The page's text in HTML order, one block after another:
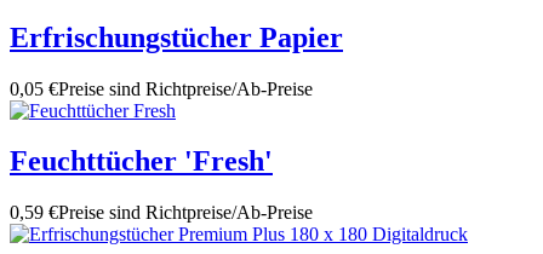
Erfrischungstücher Papier
0,05 €Preise sind Richtpreise/Ab-Preise
Feuchttücher 'Fresh'
0,59 €Preise sind Richtpreise/Ab-Preise